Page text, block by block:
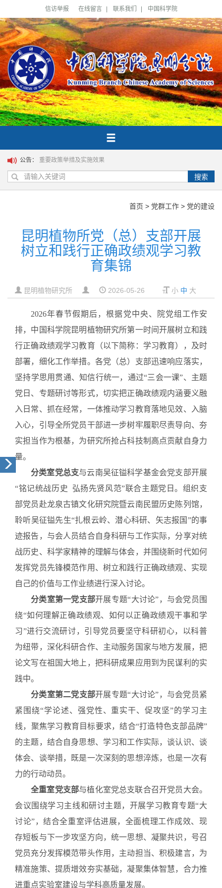
信访举报 在线留言 联系我们 中国科学院
公告： 重要政策举措及实施效果
搜索
首页 > 党群工作 > 党的建设
昆明植物所党（总）支部开展
树立和践行正确政绩观学习教
育集锦
昆明植物研究所 2026-05-26 小 中 大
2026年春节假期后，根据党中央、院党组工作安
排，中国科学院昆明植物研究所第一时间开展树立和践
行正确政绩观学习教育（以下简称：学习教育），及时
部署，细化工作举措。各党（总）支部迅速响应落实，
坚持学思用贯通、知信行统一，通过“三会一课”、主题
党日、专题研讨等形式，切实把正确政绩观内涵要义融
入日常、抓在经常，一体推动学习教育落地见效、入脑
入心，引导全所党员干部进一步树牢履职尽责导向、夯
实担当作为根基，为研究所抢占科技制高点贡献自身力
量。
分类室党总支与云南吴征镒科学基金会党支部开展
“铭记统战历史 弘扬先贤风范”联合主题党日。组织支
部党员赴龙泉古镇文化研究院暨云南民盟历史陈列馆，
聆听吴征镒先生“扎根云岭、潜心科研、矢志报国”的事
迹报告，与会人员结合自身科研与工作实际，分享对统
战历史、科学家精神的理解与体会，并围绕新时代如何
发挥党员先锋模范作用、树立和践行正确政绩观、实现
自己的价值与工作业绩进行深入讨论。
分类室第一党支部开展专题“大讨论”，与会党员围
绕“如何理解正确政绩观、如何以正确政绩观干事和学
习”进行交流研讨，引导党员要坚守科研初心，以科普
为纽带，深化科研合作、主动服务国家与地方发展，把
论文写在祖国大地上，把科研成果应用到为民谋利的实
践中。
分类室第二党支部开展专题“大讨论”，与会党员紧
紧围绕“学论述、强党性、重实干、促攻坚”的学习主
线，聚焦学习教育目标要求，结合“打造特色支部品牌”
的主题，结合自身思想、学习和工作实际，谈认识、谈
体会、谈举措，既是一次深刻的思想淬炼，也是一次有
力的行动动员。
全重室党支部与植化室党总支联合召开党员大会。
会议围绕学习主线和研讨主题，开展学习教育专题“大
讨论”，结合全重室评估进展，全面梳理工作成效、现
存短板与下一步攻坚方向，统一思想、凝聚共识，号召
党员充分发挥模范带头作用，主动担当、积极建言，为
精准施策、提质增效夯实基础，凝聚集体智慧，合力推
进重点实验室建设与学科高质量发展。